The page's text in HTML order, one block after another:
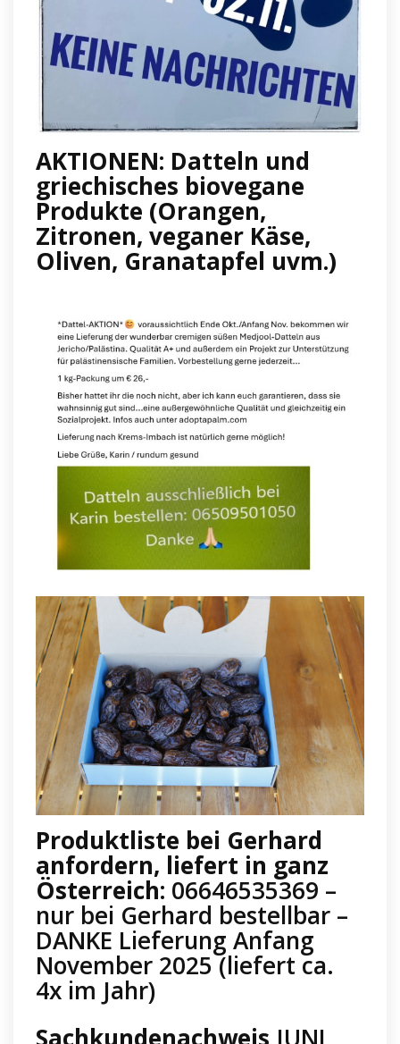
AKTIONEN: Datteln und
griechisches biovegane
Produkte (Orangen,
Zitronen, veganer Käse,
Oliven, Granatapfel uvm.)
Produktliste bei Gerhard
anfordern, liefert in ganz
Österreich: 06646535369 –
nur bei Gerhard bestellbar –
DANKE Lieferung Anfang
November 2025 (liefert ca.
4x im Jahr)